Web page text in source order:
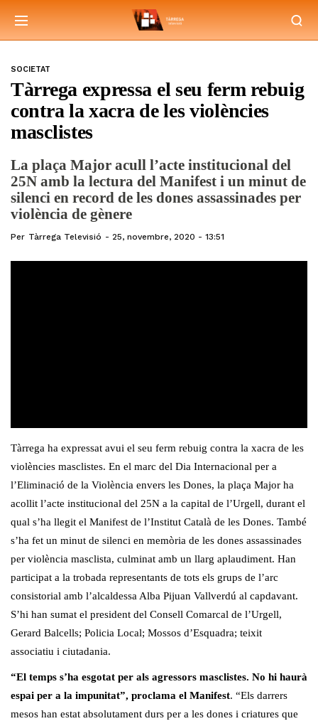
SOCIETAT
Tàrrega expressa el seu ferm rebuig
contra la xacra de les violències
masclistes
La plaça Major acull l’acte institucional del
25N amb la lectura del Manifest i un minut de
silenci en record de les dones assassinades per
violència de gènere
Per Tàrrega Televisió 25, novembre, 2020 - 13:51
Tàrrega ha expressat avui el seu ferm rebuig contra la xacra de les
violències masclistes. En el marc del Dia Internacional per a
l’Eliminació de la Violència envers les Dones, la plaça Major ha
acollit l’acte institucional del 25N a la capital de l’Urgell, durant el
qual s’ha llegit el Manifest de l’Institut Català de les Dones. També
s’ha fet un minut de silenci en memòria de les dones assassinades
per violència masclista, culminat amb un llarg aplaudiment. Han
participat a la trobada representants de tots els grups de l’arc
consistorial amb l’alcaldessa Alba Pijuan Vallverdú al capdavant.
S’hi han sumat el president del Consell Comarcal de l’Urgell,
Gerard Balcells; Policia Local; Mossos d’Esquadra; teixit
associatiu i ciutadania.
“El temps s’ha esgotat per als agressors masclistes. No hi haurà
espai per a la impunitat”, proclama el Manifest. “Els darrers
mesos han estat absolutament durs per a les dones i criatures que